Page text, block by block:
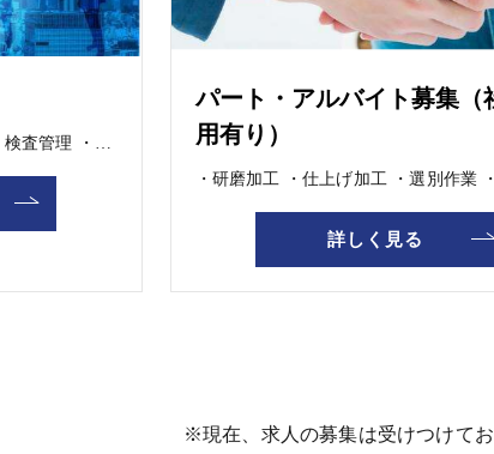
パート・アルバイト募集（
用有り）
詳しく見る
※現在、求人の募集は受けつけてお